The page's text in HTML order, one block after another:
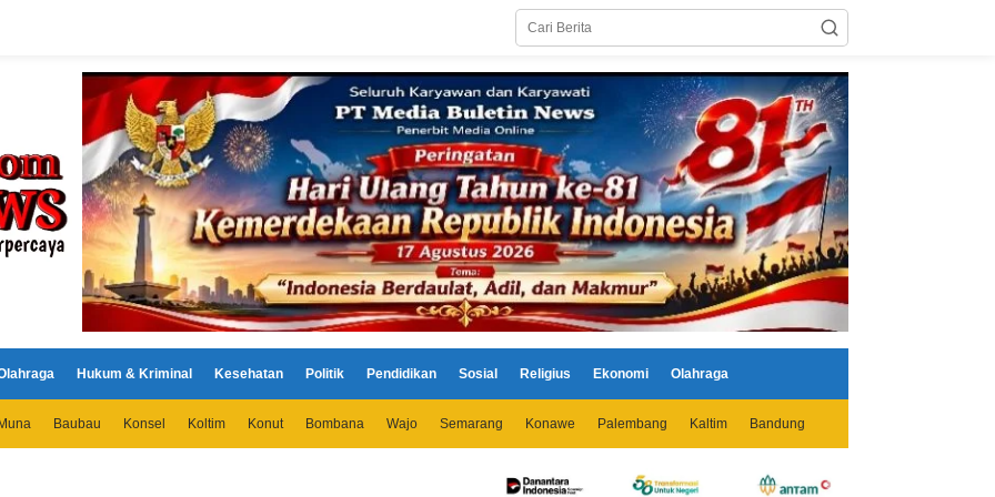
Hukum & Kriminal Kesehatan Politik Pendidikan Sosial Religius Ekonomi Olahraga
Baubau Konsel Koltim Konut Bombana Wajo Semarang Konawe Palembang Kaltim Bandung